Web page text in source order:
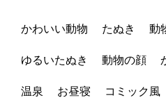
かわいい動物 たぬき 動
ゆるいたぬき 動物の顔
温泉 お昼寝 コミック風